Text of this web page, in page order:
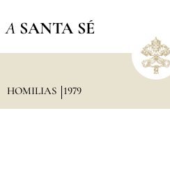
A SANTA SÉ
HOMILIAS 1979